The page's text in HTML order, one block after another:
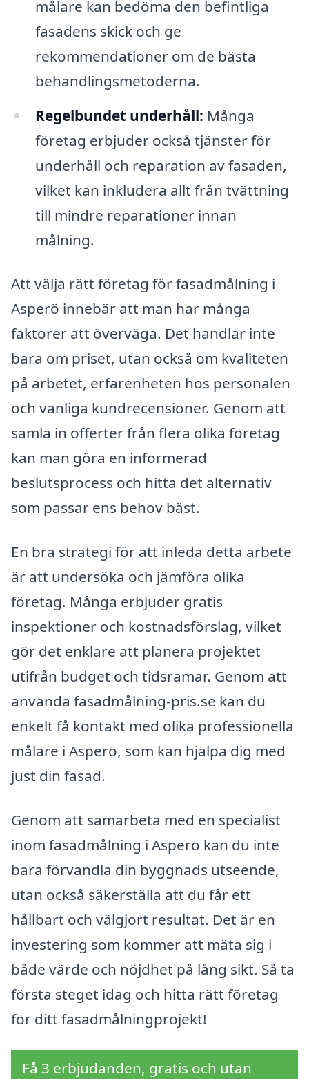
målare kan bedöma den befintliga
fasadens skick och ge
rekommendationer om de bästa
behandlingsmetoderna.
Regelbundet underhåll: Många
företag erbjuder också tjänster för
underhåll och reparation av fasaden,
vilket kan inkludera allt från tvättning
till mindre reparationer innan
målning.
Att välja rätt företag för fasadmålning i
Asperö innebär att man har många
faktorer att överväga. Det handlar inte
bara om priset, utan också om kvaliteten
på arbetet, erfarenheten hos personalen
och vanliga kundrecensioner. Genom att
samla in offerter från flera olika företag
kan man göra en informerad
beslutsprocess och hitta det alternativ
som passar ens behov bäst.
En bra strategi för att inleda detta arbete
är att undersöka och jämföra olika
företag. Många erbjuder gratis
inspektioner och kostnadsförslag, vilket
gör det enklare att planera projektet
utifrån budget och tidsramar. Genom att
använda fasadmålning-pris.se kan du
enkelt få kontakt med olika professionella
målare i Asperö, som kan hjälpa dig med
just din fasad.
Genom att samarbeta med en specialist
inom fasadmålning i Asperö kan du inte
bara förvandla din byggnads utseende,
utan också säkerställa att du får ett
hållbart och välgjort resultat. Det är en
investering som kommer att mäta sig i
både värde och nöjdhet på lång sikt. Så ta
första steget idag och hitta rätt företag
för ditt fasadmålningprojekt!
Få 3 erbjudanden, gratis och utan